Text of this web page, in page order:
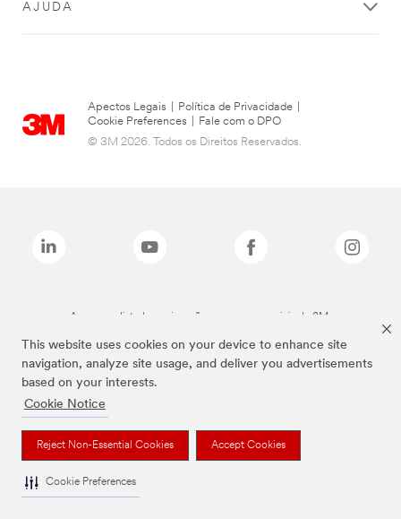
This website uses cookies on your device to enhance site
navigation, analyze site usage, and deliver you advertisements
based on your interests.
Cookie Notice
Reject Non-Essential Cookies Accept Cookies
Cookie Preferences
AJUDA
Apectos Legais Política de Privacidade
Cookie Preferences
Fale com o DPO
© 3M 2026. Todos os Direitos Reservados.
As marcas listadas a cima são marcas comerciais da 3M.